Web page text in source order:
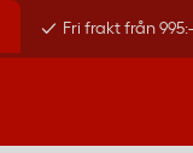
Fri frakt från